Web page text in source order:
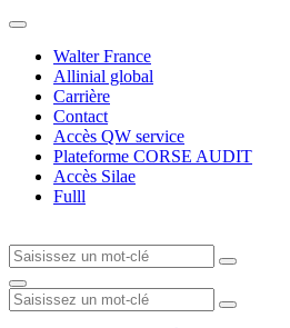
Walter France
Allinial global
Carrière
Contact
Accès QW service
Plateforme CORSE AUDIT
Accès Silae
Fulll